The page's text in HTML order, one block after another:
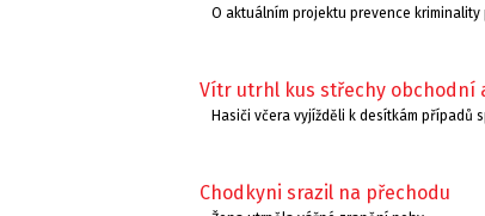
O aktuálním projektu prevence kriminality
Vítr utrhl kus střechy obchodní
Hasiči včera vyjížděli k desítkám případů
Chodkyni srazil na přechodu